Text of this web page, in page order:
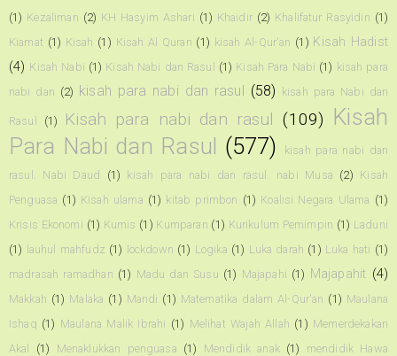
(1) Kezaliman (2) KH Hasyim Ashari (1) Khaidir (2) Khalifatur Rasyidin (1)
Kiamat (1) Kisah (1) Kisah Al Quran (1) kisah Al-Qur'an (1) Kisah Hadist
(4) Kisah Nabi (1) Kisah Nabi dan Rasul (1) Kisah Para Nabi (1) kisah para
nabi dan (2) kisah para nabi dan rasul (58) kisah para Nabi dan
Rasul (1) Kisah para nabi dan rasul (109) Kisah
Para Nabi dan Rasul (577)
kisah para nabi dan
rasul. Nabi Daud
(1) kisah para nabi dan rasul. nabi Musa (2) Kisah
Penguasa (1) Kisah ulama (1) kitab primbon (1) Koalisi Negara Ulama (1)
Krisis Ekonomi (1) Kumis (1) Kumparan (1) Kurikulum Pemimpin (1) Laduni
(1) lauhul mahfudz (1) lockdown (1) Logika (1) Luka darah (1) Luka hati (1)
madrasah ramadhan (1) Madu dan Susu (1) Majapahi (1) Majapahit (4)
Makkah (1) Malaka (1) Mandi (1) Matematika dalam Al-Qur'an (1) Maulana
Ishaq (1) Maulana Malik Ibrahi (1) Melihat Wajah Allah (1) Memerdekakan
Akal
(1) Menaklukkan penguasa (1) Mendidik anak (1)
mendidik Hawa